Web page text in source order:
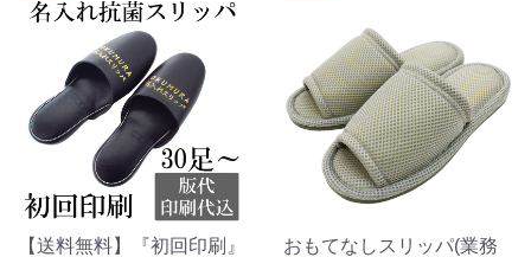
【送料無料】『初回印刷』
おもてなしスリッパ(業務